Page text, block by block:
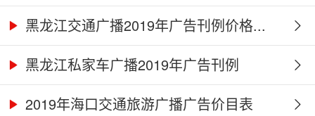
黑龙江交通广播2019年广告刊例价格...
黑龙江私家车广播2019年广告刊例
2019年海口交通旅游广播广告价目表